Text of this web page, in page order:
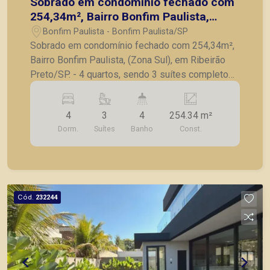
254,34m², Bairro Bonfim Paulista,
(Zona Sul), em Ribeirão Preto/SP.
Bonfim Paulista - Bonfim Paulista/SP
Sobrado em condomínio fechado com 254,34m²,
Bairro Bonfim Paulista, (Zona Sul), em Ribeirão
Preto/SP. - 4 quartos, sendo 3 suítes completo
em armários; - Lavabo; - Sala para 3 ambientes; -
Escritório; - Cozinha planejada; - Lavanderia; -
Varanda gourmet com churrasqueira; - Piscina; -
Jardim; - 4 vagas de garagem. A Piramid tem
como objetivo atender seus clientes com
principais lançamentos da cidade de Ribeirão
Preto.
4
Dorm.
3
Suítes
4
Banho
254.34 m²
Const.
Cód. 232244